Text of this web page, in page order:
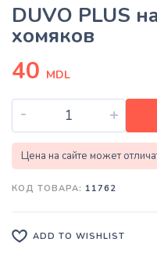
DUVO PLUS
хомяков
40 MDL
- +
Цена на сайте может
КОД ТОВАРА: 11762
ADD TO WISHLIST